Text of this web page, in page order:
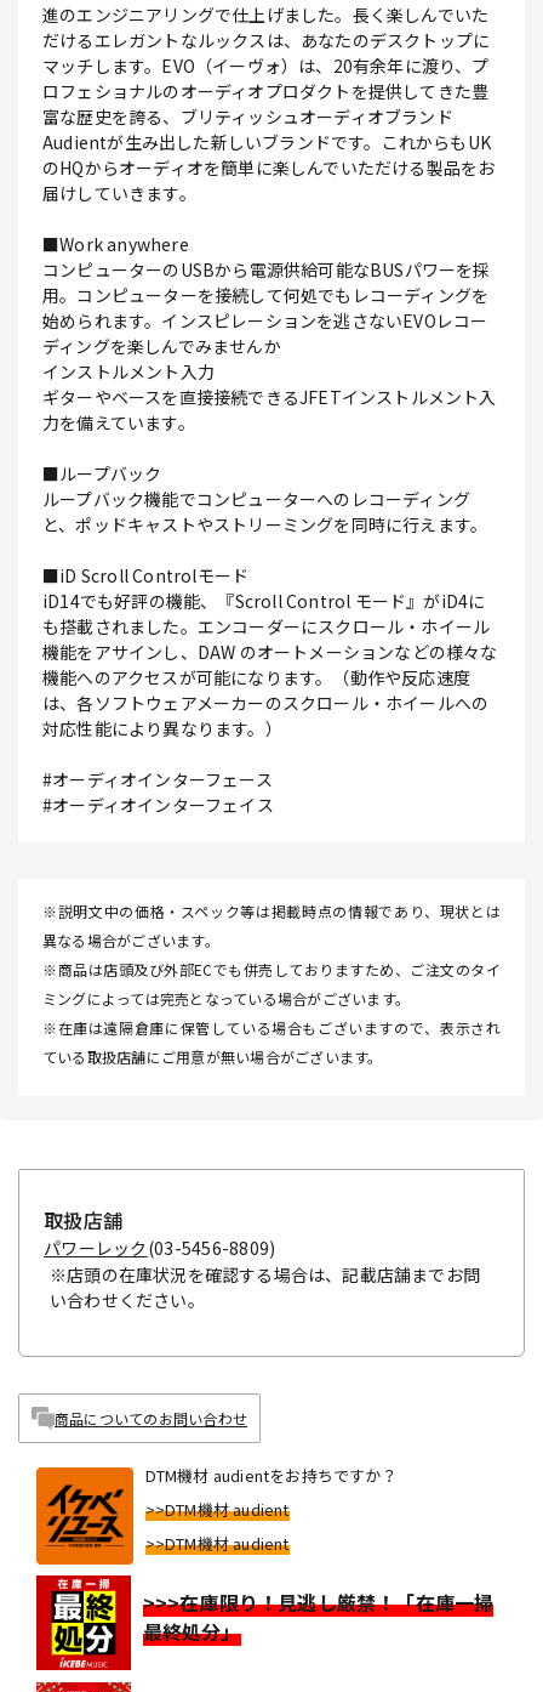
進のエンジニアリングで仕上げました。長く楽しんでいた
だけるエレガントなルックスは、あなたのデスクトップに
マッチします。EVO（イーヴォ）は、20有余年に渡り、プ
ロフェショナルのオーディオプロダクトを提供してきた豊
富な歴史を誇る、ブリティッシュオーディオブランド
Audientが生み出した新しいブランドです。これからもUK
のHQからオーディオを簡単に楽しんでいただける製品をお
届けしていきます。
■Work anywhere
コンピューターのUSBから電源供給可能なBUSパワーを採
用。コンピューターを接続して何処でもレコーディングを
始められます。インスピレーションを逃さないEVOレコー
ディングを楽しんでみませんか
インストルメント入力
ギターやベースを直接接続できるJFETインストルメント入
力を備えています。
■ループバック
ループバック機能でコンピューターへのレコーディング
と、ポッドキャストやストリーミングを同時に行えます。
■iD Scroll Controlモード
iD14でも好評の機能、『Scroll Control モード』がiD4に
も搭載されました。エンコーダーにスクロール・ホイール
機能をアサインし、DAW のオートメーションなどの様々な
機能へのアクセスが可能になります。（動作や反応速度
は、各ソフトウェアメーカーのスクロール・ホイールへの
対応性能により異なります。）
#オーディオインターフェース
#オーディオインターフェイス
※説明文中の価格・スペック等は掲載時点の情報であり、現状とは
異なる場合がございます。
※商品は店頭及び外部ECでも併売しておりますため、ご注文のタイ
ミングによっては完売となっている場合がございます。
※在庫は遠隔倉庫に保管している場合もございますので、表示され
ている取扱店舗にご用意が無い場合がございます。
取扱店舗
パワーレック (03-5456-8809)
※店頭の在庫状況を確認する場合は、記載店舗までお問
い合わせください。
商品についてのお問い合わせ
DTM機材 audientをお持ちですか？
>>DTM機材 audient
>>DTM機材 audient
>>>在庫限り！見逃し厳禁！「在庫一掃
最終処分」